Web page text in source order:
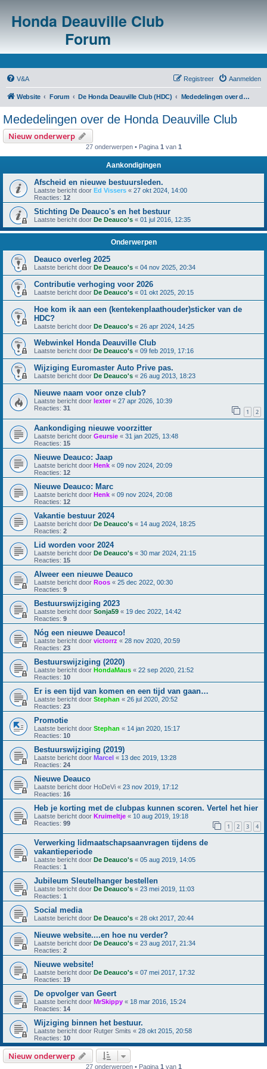
Honda Deauville Club
Forum
V&A Aanmelden
Registreer
Website Forum De Honda Deauville Club (HDC) Mededelingen over de Honda Deauville Club
Mededelingen over de Honda Deauville Club
Nieuw onderwerp
27 onderwerpen • Pagina 1 van 1
Aankondigingen
Afscheid en nieuwe bestuursleden.
Laatste bericht door Ed Vissers « 27 okt 2024, 14:00
Reacties: 12
Stichting De Deauco's en het bestuur
Laatste bericht door De Deauco's « 01 jul 2016, 12:35
Onderwerpen
Deauco overleg 2025
Laatste bericht door De Deauco's « 04 nov 2025, 20:34
Contributie verhoging voor 2026
Laatste bericht door De Deauco's « 01 okt 2025, 20:15
Hoe kom ik aan een (kentekenplaathouder)sticker van de
HDC?
Laatste bericht door De Deauco's « 26 apr 2024, 14:25
Webwinkel Honda Deauville Club
Laatste bericht door De Deauco's « 09 feb 2019, 17:16
Wijziging Euromaster Auto Prive pas.
Laatste bericht door De Deauco's « 26 aug 2013, 18:23
Nieuwe naam voor onze club?
Laatste bericht door lexter« 27 apr 2026, 10:39
Reacties: 31 1 2
Aankondiging nieuwe voorzitter
Laatste bericht door Geursie « 31 jan 2025, 13:48
Reacties: 15
Nieuwe Deauco: Jaap
Laatste bericht door Henk « 09 nov 2024, 20:09
Reacties: 12
Nieuwe Deauco: Marc
Laatste bericht door Henk « 09 nov 2024, 20:08
Reacties: 12
Vakantie bestuur 2024
Laatste bericht door De Deauco's « 14 aug 2024, 18:25
Reacties: 2
Lid worden voor 2024
Laatste bericht door De Deauco's « 30 mar 2024, 21:15
Reacties: 15
Alweer een nieuwe Deauco
Laatste bericht door Roos « 25 dec 2022, 00:30
Reacties: 9
Bestuurswijziging 2023
Laatste bericht door Sonja59 « 19 dec 2022, 14:42
Reacties: 9
Nóg een nieuwe Deauco!
Laatste bericht door victorrz « 28 nov 2020, 20:59
Reacties: 23
Bestuurswijziging (2020)
Laatste bericht door HondaMaus « 22 sep 2020, 21:52
Reacties: 10
Er is een tijd van komen en een tijd van gaan…
Laatste bericht door Stephan « 26 jul 2020, 20:52
Reacties: 23
Promotie
Laatste bericht door Stephan « 14 jan 2020, 15:17
Reacties: 10
Bestuurswijziging (2019)
Laatste bericht door Marcel « 13 dec 2019, 13:28
Reacties: 24
Nieuwe Deauco
Laatste bericht door HoDeVi « 23 nov 2019, 17:12
Reacties: 16
Heb je korting met de clubpas kunnen scoren. Vertel het hier
Laatste bericht door Kruimeltje « 10 aug 2019, 19:18
Reacties: 99 1 2 3 4
Verwerking lidmaatschapsaanvragen tijdens de
vakantieperiode
Laatste bericht door De Deauco's « 05 aug 2019, 14:05
Reacties: 1
Jubileum Sleutelhanger bestellen
Laatste bericht door De Deauco's « 23 mei 2019, 11:03
Reacties: 1
Social media
Laatste bericht door De Deauco's « 28 okt 2017, 20:44
Nieuwe website....en hoe nu verder?
Laatste bericht door De Deauco's « 23 aug 2017, 21:34
Reacties: 2
Nieuwe website!
Laatste bericht door De Deauco's « 07 mei 2017, 17:32
Reacties: 19
De opvolger van Geert
Laatste bericht door MrSkippy « 18 mar 2016, 15:24
Reacties: 14
Wijziging binnen het bestuur.
Laatste bericht door Rutger Smits « 28 okt 2015, 20:58
Reacties: 10
Nieuw onderwerp
27 onderwerpen • Pagina 1 van 1